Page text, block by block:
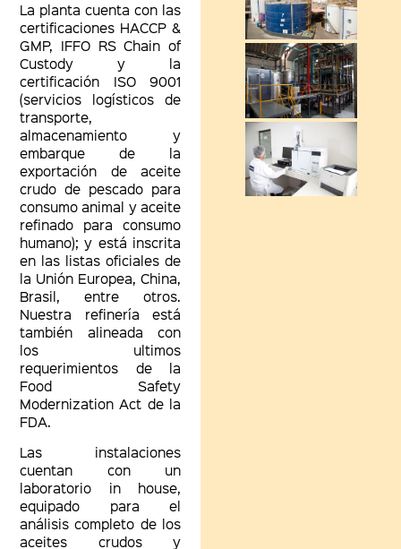
La planta cuenta con las
certificaciones HACCP &
GMP, IFFO RS Chain of
Custody y la
certificación ISO 9001
(servicios logísticos de
transporte,
almacenamiento y
embarque de la
exportación de aceite
crudo de pescado para
consumo animal y aceite
refinado para consumo
humano); y está inscrita
en las listas oficiales de
la Unión Europea, China,
Brasil, entre otros.
Nuestra refinería está
también alineada con
los ultimos
requerimientos de la
Food Safety
Modernization Act de la
FDA.
Las instalaciones
cuentan con un
laboratorio in house,
equipado para el
análisis completo de los
aceites crudos y